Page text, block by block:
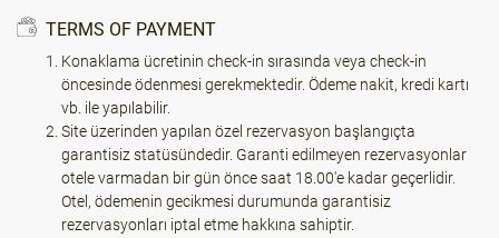
TERMS OF PAYMENT
Konaklama ücretinin check-in sırasında veya check-in
öncesinde ödenmesi gerekmektedir. Ödeme nakit, kredi kartı
vb. ile yapılabilir.
Site üzerinden yapılan özel rezervasyon başlangıçta
garantisiz statüsündedir. Garanti edilmeyen rezervasyonlar
otele varmadan bir gün önce saat 18.00'e kadar geçerlidir.
Otel, ödemenin gecikmesi durumunda garantisiz
rezervasyonları iptal etme hakkına sahiptir.